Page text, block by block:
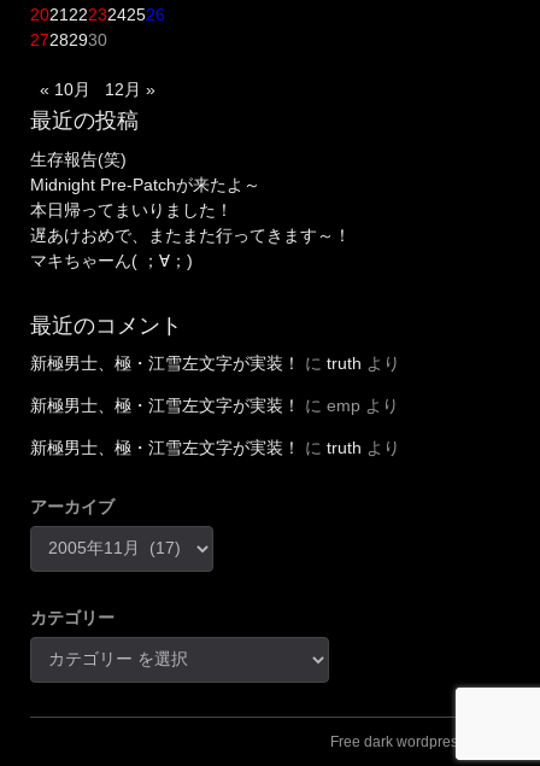
2021 2223242526
27282930
« 10月 12月 »
最近の投稿
生存報告(笑)
Midnight Pre-Patchが来たよ～
本日帰ってまいりました！
遅あけおめで、またまた行ってきます～！
マキちゃーん( ；∀；)
最近のコメント
新極男士、極・江雪左文字が実装！ に truth より
新極男士、極・江雪左文字が実装！ に emp より
新極男士、極・江雪左文字が実装！ に truth より
アーカイブ
カテゴリー
Free dark wordpress theme